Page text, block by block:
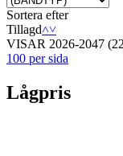
Sortera efter
Tillagd˄˅
VISAR 2026-2047
100 per sida
Lågpris